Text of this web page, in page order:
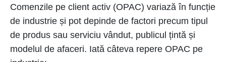
Comenzile pe client activ (OPAC) variază în funcție
de industrie și pot depinde de factori precum tipul
de produs sau serviciu vândut, publicul țintă și
modelul de afaceri. Iată câteva repere OPAC pe